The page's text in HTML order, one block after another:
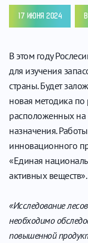
17 ИЮНЯ 2024
В этом году
для изучения
страны. Будет
новая методика
расположенных на
назначения.
инновационного
«Единая
активных веществ».
«Исследование
необходимо
повышенной